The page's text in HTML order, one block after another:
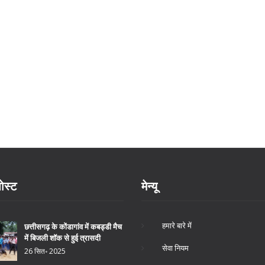
छत्तीसगढ़ के कोंडागांव में कबड्डी मैच
में बिजली शॉक से हुई त्रासदी
26 सित॰ 2025
मेन्यू
हमारे बारे में
सेवा नियम